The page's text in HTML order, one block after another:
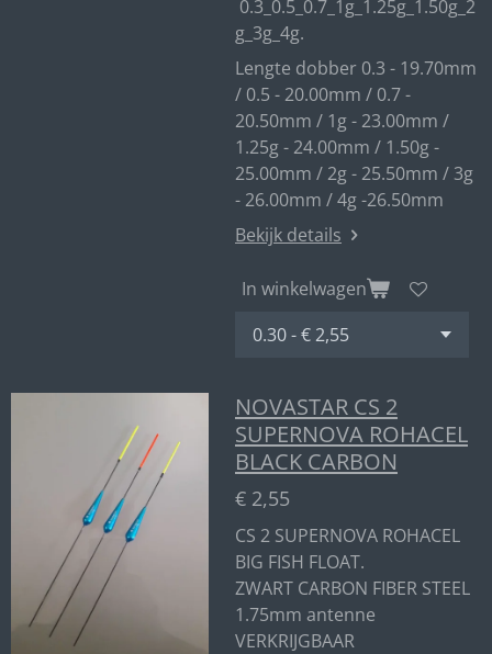
0.3_0.5_0.7_1g_1.25g_1.50g_2
g_3g_4g.
Lengte dobber 0.3 - 19.70mm
/ 0.5 - 20.00mm / 0.7 -
20.50mm / 1g - 23.00mm /
1.25g - 24.00mm / 1.50g -
25.00mm / 2g - 25.50mm / 3g
- 26.00mm / 4g -26.50mm
Bekijk details
In winkelwagen
NOVASTAR CS 2
SUPERNOVA ROHACEL
BLACK CARBON
€ 2,55
CS 2 SUPERNOVA ROHACEL
BIG FISH FLOAT.
ZWART CARBON FIBER STEEL
1.75mm antenne
VERKRIJGBAAR